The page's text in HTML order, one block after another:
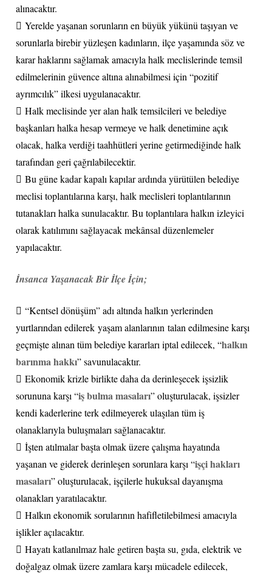
alınacaktır.
 Yerelde yaşanan sorunların en büyük yükünü taşıyan ve
sorunlarla birebir yüzleşen kadınların, ilçe yaşamında söz ve
karar haklarını sağlamak amacıyla halk meclislerinde temsil
edilmelerinin güvence altına alınabilmesi için “pozitif
ayrımcılık” ilkesi uygulanacaktır.
 Halk meclisinde yer alan halk temsilcileri ve belediye
başkanları halka hesap vermeye ve halk denetimine açık
olacak, halka verdiği taahhütleri yerine getirmediğinde halk
tarafından geri çağrılabilecektir.
 Bu güne kadar kapalı kapılar ardında yürütülen belediye
meclisi toplantılarına karşı, halk meclisleri toplantılarının
tutanakları halka sunulacaktır. Bu toplantılara halkın izleyici
olarak katılımını sağlayacak mekânsal düzenlemeler
yapılacaktır.
İnsanca Yaşanacak Bir İlçe İçin;
 “Kentsel dönüşüm” adı altında halkın yerlerinden
yurtlarından edilerek yaşam alanlarının talan edilmesine karşı
geçmişte alınan tüm belediye kararları iptal edilecek, “halkın
barınma hakkı” savunulacaktır.
 Ekonomik krizle birlikte daha da derinleşecek işsizlik
sorununa karşı “iş bulma masaları” oluşturulacak, işsizler
kendi kaderlerine terk edilmeyerek ulaşılan tüm iş
olanaklarıyla buluşmaları sağlanacaktır.
 İşten atılmalar başta olmak üzere çalışma hayatında
yaşanan ve giderek derinleşen sorunlara karşı “işçi hakları
masaları” oluşturulacak, işçilerle hukuksal dayanışma
olanakları yaratılacaktır.
 Halkın ekonomik sorularının hafifletilebilmesi amacıyla
işlikler açılacaktır.
 Hayatı katlanılmaz hale getiren başta su, gıda, elektrik ve
doğalgaz olmak üzere zamlara karşı mücadele edilecek,